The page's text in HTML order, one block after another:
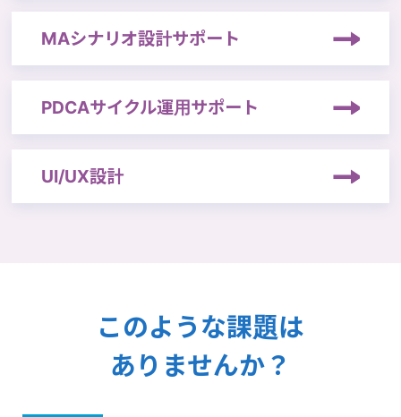
MAシナリオ設計サポート
PDCAサイクル運用サポート
UI/UX設計
このような課題は
ありませんか？